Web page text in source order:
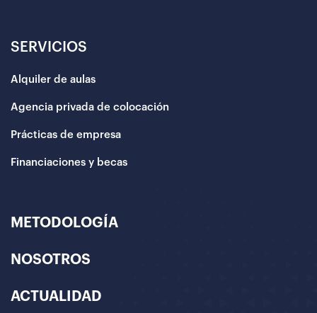
SERVICIOS
Alquiler de aulas
Agencia privada de colocación
Prácticas de empresa
Financiaciones y becas
METODOLOGÍA
NOSOTROS
ACTUALIDAD